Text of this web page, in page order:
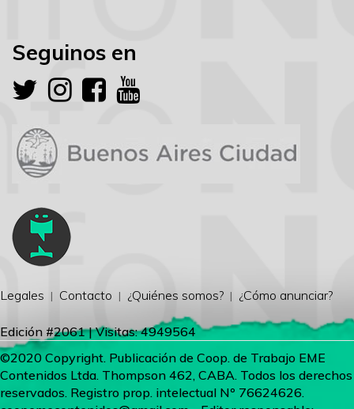
Seguinos en
Legales Contacto ¿Quiénes somos? ¿Cómo anunciar?
Edición #2061 | Visitas: 4949564
©2020 Copyright. Publicación de Coop. de Trabajo EME
Contenidos Ltda. Thompson 462, CABA. Todos los derechos
reservados. Registro prop. intelectual Nº 76624626.